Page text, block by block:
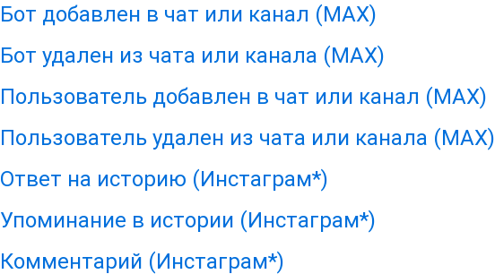
Бот добавлен в чат или канал (MAX)
Бот удален из чата или канала (MAX)
Пользователь добавлен в чат или канал (MAX)
Пользователь удален из чата или канала (MAX)
Ответ на историю (Инстаграм*)
Упоминание в истории (Инстаграм*)
Комментарий (Инстаграм*)